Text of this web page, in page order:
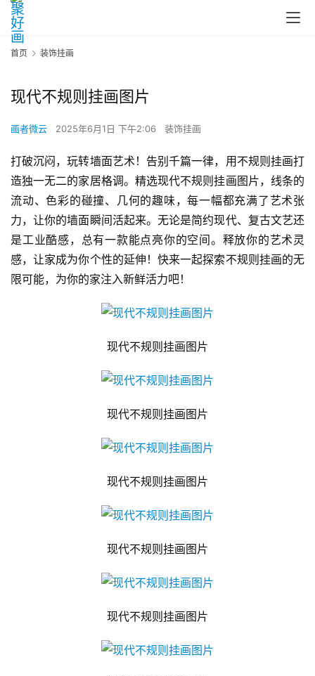
首页 装饰挂画
现代不规则挂画图片
画者微云 2025年6月1日 下午2:06 装饰挂画
打破沉闷，玩转墙面艺术！告别千篇一律，用不规则挂画打
造独一无二的家居格调。精选现代不规则挂画图片，线条的
流动、色彩的碰撞、几何的趣味，每一幅都充满了艺术张
力，让你的墙面瞬间活起来。无论是简约现代、复古文艺还
是工业酷感，总有一款能点亮你的空间。释放你的艺术灵
感，让家成为你个性的延伸！快来一起探索不规则挂画的无
限可能，为你的家注入新鲜活力吧！
现代不规则挂画图片
现代不规则挂画图片
现代不规则挂画图片
现代不规则挂画图片
现代不规则挂画图片